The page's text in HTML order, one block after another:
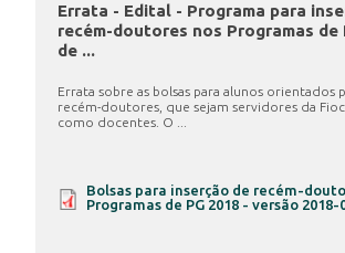
Errata - Edital - Programa para
recém-doutores nos Programas de
de ...
Errata sobre as bolsas para alunos orientados
recém-doutores, que sejam servidores da
como docentes. O ...
Bolsas para inserção de recém-
Programas de PG 2018 - versão 2018-